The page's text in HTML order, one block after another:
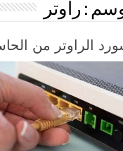
: راوتر
الراوتر من